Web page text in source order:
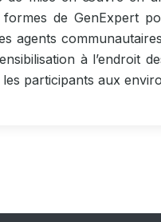
de GenExpert
agents
à l’endroit
participants aux